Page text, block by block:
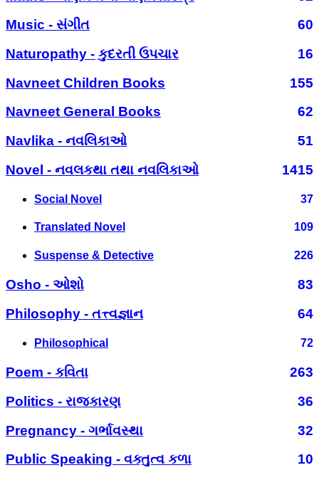
Music - સંગીત
60
Naturopathy - કુદરતી ઉપચાર
16
Navneet Children Books
155
Navneet General Books
62
Navlika - નવલિકાઓ
51
Novel - નવલકથા તથા નવલિકાઓ
1415
Social Novel 37
Translated Novel 109
Suspense & Detective 226
Osho - ઓશો
83
Philosophy - તત્ત્વજ્ઞાન
64
Philosophical 72
Poem - કવિતા
263
Politics - રાજકારણ
36
Pregnancy - ગર્ભાવસ્થા
32
Public Speaking - વક્તુત્વ કળા
10